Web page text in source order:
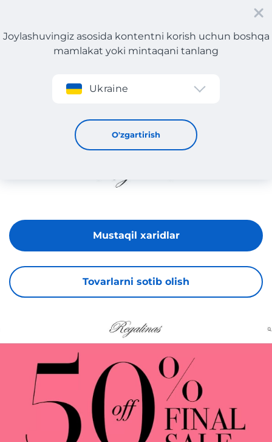
Roʻyxatdan oʻtish
Joylashuvingiz asosida kontentni korish uchun boshqa
mamlakat yoki mintaqani tanlang
Ukraine
O'zgartirish
Regalinas
Tovarlarni sotib olish
Mustaqil xaridlar